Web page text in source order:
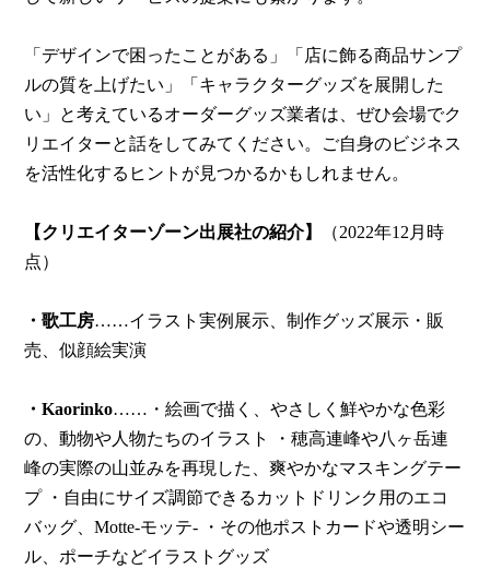
「デザインで困ったことがある」「店に飾る商品サンプ
ルの質を上げたい」「キャラクターグッズを展開した
い」と考えているオーダーグッズ業者は、ぜひ会場でク
リエイターと話をしてみてください。ご自身のビジネス
を活性化するヒントが見つかるかもしれません。
【クリエイターゾーン出展社の紹介】
（2022年12月時
点）
・歌工房……イラスト実例展示、制作グッズ展示・販
売、似顔絵実演
・Kaorinko……・絵画で描く、やさしく鮮やかな色彩
の、動物や人物たちのイラスト ・穂高連峰や八ヶ岳連
峰の実際の山並みを再現した、爽やかなマスキングテー
プ ・自由にサイズ調節できるカットドリンク用のエコ
バッグ、Motte-モッテ- ・その他ポストカードや透明シー
ル、ポーチなどイラストグッズ